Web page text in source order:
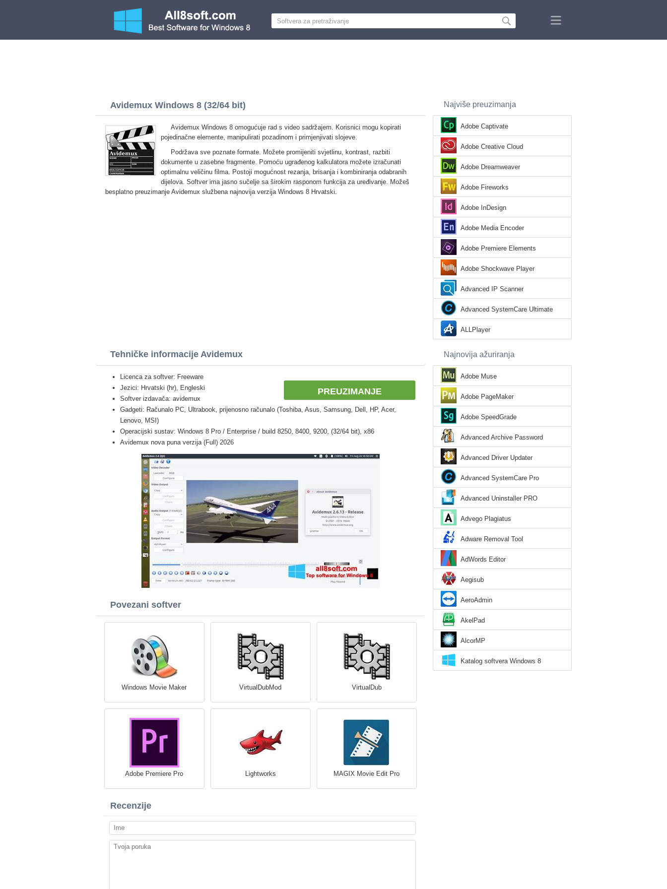
Avidemux Windows 8 (32/64 bit)
Avidemux Windows 8 omogućuje rad s video sadržajem. Korisnici mogu kopirati
pojedinačne elemente, manipulirati pozadinom i primjenjivati slojeve.
Podržava sve poznate formate. Možete promijeniti svjetlinu, kontrast, razbiti
dokumente u zasebne fragmente. Pomoću ugrađenog kalkulatora možete izračunati
optimalnu veličinu filma. Postoji mogućnost rezanja, brisanja i kombiniranja odabranih
dijelova. Softver ima jasno sučelje sa širokim rasponom funkcija za uređivanje. Možeš
besplatno preuzimanje Avidemux službena najnovija verzija Windows 8 Hrvatski.
Tehničke informacije Avidemux
PREUZIMANJE
Licenca za softver: Freeware
Jezici: Hrvatski (hr), Engleski
Softver izdavača: avidemux
Gadgeti: Računalo PC, Ultrabook, prijenosno računalo (Toshiba, Asus, Samsung, Dell, HP, Acer,
Lenovo, MSI)
Operacijski sustav: Windows 8 Pro / Enterprise / build 8250, 8400, 9200, (32/64 bit), x86
Avidemux nova puna verzija (Full) 2026
Povezani softver
Windows Movie Maker VirtualDubMod VirtualDub
Adobe Premiere Pro Lightworks MAGIX Movie Edit Pro
Recenzije
Najviše preuzimanja
Adobe Captivate
Adobe Creative Cloud
Adobe Dreamweaver
Adobe Fireworks
Adobe InDesign
Adobe Media Encoder
Adobe Premiere Elements
Adobe Shockwave Player
Advanced IP Scanner
Advanced SystemCare Ultimate
ALLPlayer
Najnovija ažuriranja
Adobe Muse
Adobe PageMaker
Adobe SpeedGrade
Advanced Archive Password
Recovery
Advanced Driver Updater
Advanced SystemCare Pro
Advanced Uninstaller PRO
Advego Plagiatus
Adware Removal Tool
AdWords Editor
Aegisub
AeroAdmin
AkelPad
AlcorMP
Katalog softvera Windows 8